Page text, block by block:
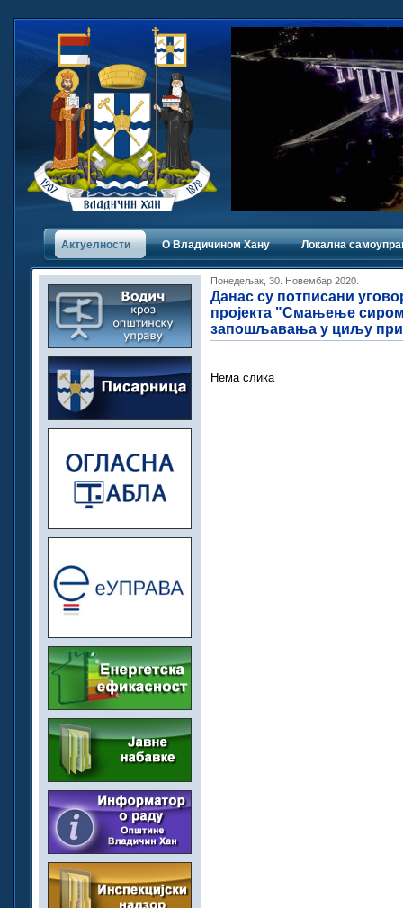
Актуелности О Владичинoм Хану Локална
Понедељак, 30. Новембар 2020.
Данас су потписани
пројекта "Смањење
запошљавања у циљу
Нема слика